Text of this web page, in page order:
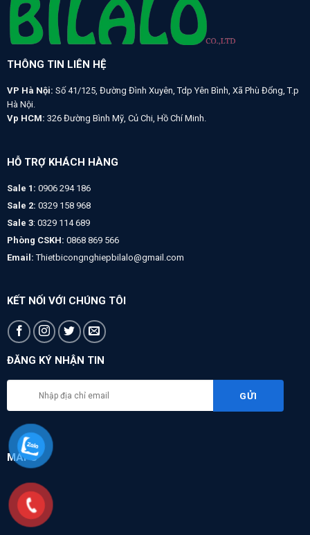
THÔNG TIN LIÊN HỆ
VP Hà Nội: Số 41/125, Đường Đình Xuyên, Tdp Yên Bình, Xã Phù Đổng, T.p
Hà Nội.
Vp HCM: 326 Đường Bình Mỹ, Củ Chi, Hồ Chí Minh.
HỖ TRỢ KHÁCH HÀNG
Sale 1: 0906 294 186
Sale 2: 0329 158 968
Sale 3: 0329 114 689
Phòng CSKH: 0868 869 566
Email: Thietbicongnghiepbilalo@gmail.com
KẾT NỐI VỚI CHÚNG TÔI
ĐĂNG KÝ NHẬN TIN
MAPS